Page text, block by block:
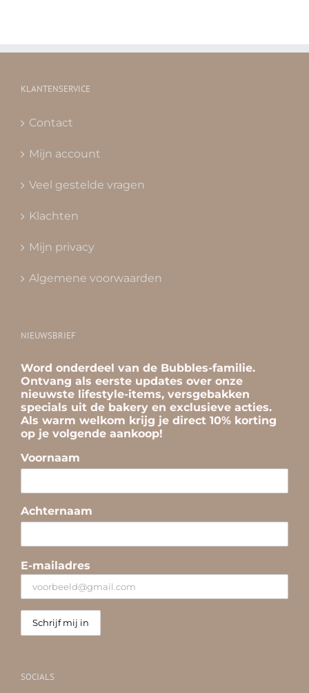
KLANTENSERVICE
Contact
Mijn account
Veel gestelde vragen
Klachten
Mijn privacy
Algemene voorwaarden
NIEUWSBRIEF
Word onderdeel van de Bubbles-familie.
Ontvang als eerste updates over onze
nieuwste lifestyle-items, versgebakken
specials uit de bakery en exclusieve acties.
Als warm welkom krijg je direct 10% korting
op je volgende aankoop!
Voornaam
Achternaam
E-mailadres
SOCIALS